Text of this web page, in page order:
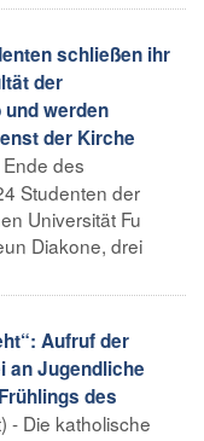
schließen ihr
der
werden
der Kirche
des
Studenten der
Universität Fu
Diakone, drei
Aufruf der
an Jugendliche
des
- Die katholische